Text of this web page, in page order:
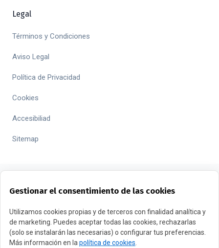
Legal
Términos y Condiciones
Aviso Legal
Política de Privacidad
Cookies
Accesibiliad
Sitemap
Gestionar el consentimiento de las cookies
Utilizamos cookies propias y de terceros con finalidad analítica y
de marketing. Puedes aceptar todas las cookies, rechazarlas
(solo se instalarán las necesarias) o configurar tus preferencias.
Más información en la política de cookies
FINANCIADO POR LA UNIÓN EUROPEA CON EL PROGRAMA
KIT DIGITAL POR LOS FONDOS NEXT GENERATION (EU) DEL
MECANISMO DE RECUPERACIÓN Y RESILENCIA